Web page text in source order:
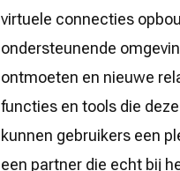
virtuele connecties
ondersteunende
ontmoeten en nieuwe
functies en tools die
kunnen gebruikers een
een partner die echt bij